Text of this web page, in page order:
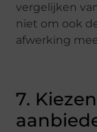
vergelijken
niet om ook
afwerking
7.